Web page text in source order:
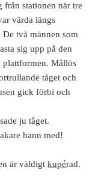
från stationen när tre
värda längs
två männen som
sig upp på den
plattformen. Mållös
tåget och
gick förbi och
ju tåget.
hann med!
är väldigtkupérad.